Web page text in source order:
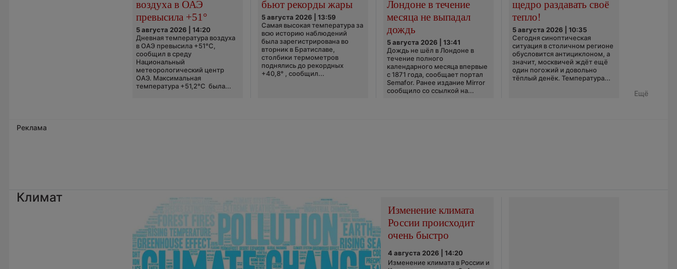
воздуха в ОАЭ
превысила +51°
5 августа 2026 | 14:20
Дневная температура воздуха
в ОАЭ превысила +51°C,
сообщил в среду
Национальный
метеорологический центр
ОАЭ. Максимальная
температура +51,2°C была...
бьют рекорды жары
5 августа 2026 | 13:59
Самая высокая температура за
всю историю наблюдений
была зарегистрирована во
вторник в Братиславе,
столбики термометров
поднялись до рекордных
+40,8° , сообщил...
Лондоне в течение
месяца не выпадал
дождь
5 августа 2026 | 13:41
Дождь не шёл в Лондоне в
течение полного
календарного месяца впервые
с 1871 года, сообщает портал
Semafor. Ранее издание Mirror
сообщило со ссылкой на...
щедро раздавать своё
тепло!
5 августа 2026 | 10:35
Сегодня синоптическая
ситуация в столичном регионе
обусловится антициклоном, а
значит, москвичей ждёт ещё
один погожий и довольно
тёплый денёк. Температура...
Ещё
Реклама
Климат
Изменение климата
России происходит
очень быстро
4 августа 2026 | 14:20
Изменение климата в России и